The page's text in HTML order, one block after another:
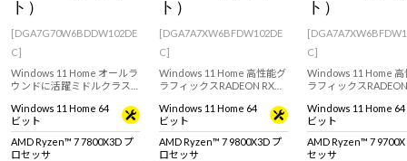
ト）
[DGA7G70W6BDDW102DE
C]
Windows 11 Home オールラ
ウンドに活躍ミドルクラス
RTX 5070 & Ryzen 7
7800X3D 搭載。 ※モニタ・
マウス・キーボードは別売
りです。
Windows 11 Home 64
ビット
AMD Ryzen™ 7 7800X3D プ
ロセッサ
ト）
[DGA7A7XW6BFDW102DE
C]
Windows 11 Home 高性能グ
ラフィックスRADEON RX
ゲーミングPC。快適なゲー
ムプレイにおすすめです。※
モニタ・マウス・キーボー
ドは別売りです。
Windows 11 Home 64
ビット
AMD Ryzen™ 7 9800X3D プ
ロセッサ
ト）
C]
Windows 11 Home 高
ラフィックス
ゲーミングPC。快適
ムプレイにおすすめ
モニタ・マウス・キ
ドは別売りです。
Windows 11 Home 64
ビット
AMD Ryzen™ 7 9700X
セッサ